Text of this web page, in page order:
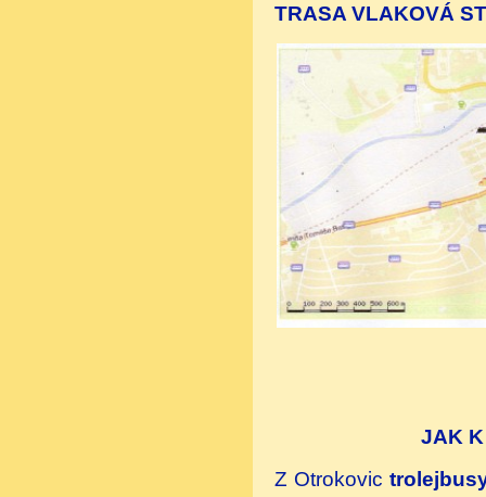
TRASA VLAKOVÁ
JAK K
Z Otrokovic